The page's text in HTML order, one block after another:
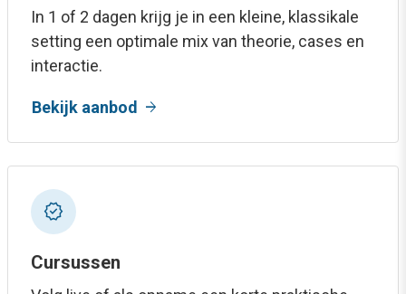
In 1 of 2 dagen krijg je in een kleine, klassikale
setting een optimale mix van theorie, cases en
interactie.
Bekijk aanbod arrow_forward
new_releases
Cursussen